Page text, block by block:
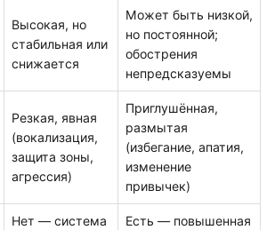
Высокая, но
стабильная или
снижается
Может быть низкой,
но постоянной;
обострения
непредсказуемы
Резкая, явная
(вокализация,
защита зоны,
агрессия)
Приглушённая,
размытая
(избегание, апатия,
изменение
привычек)
Нет — система
Есть — повышенная